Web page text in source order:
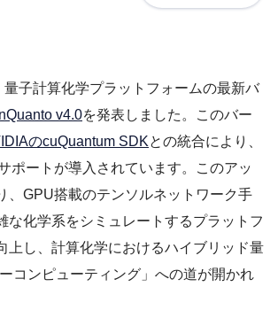
量子計算化学プラットフォームの最新バ
InQuanto v4.0を発表しました。このバー
のcuQuantum SDKとの統合により、
ポートが導入されています。このアッ
、GPU搭載のテンソルネットワーク手
な化学系をシミュレートするプラットフ
上し、計算化学におけるハイブリッド量
コンピューティング」への道が開かれ